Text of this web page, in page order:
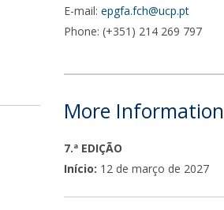
E-mail:epgfa.fch@ucp.pt
Phone: (+351) 214 269 797
More Information
7.ª EDIÇÃO
Início: 12 de março de 2027